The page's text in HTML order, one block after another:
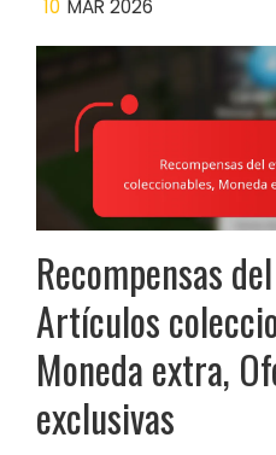
10 MAR 2026
Recompensas
Artículos
Moneda extra,
exclusivas